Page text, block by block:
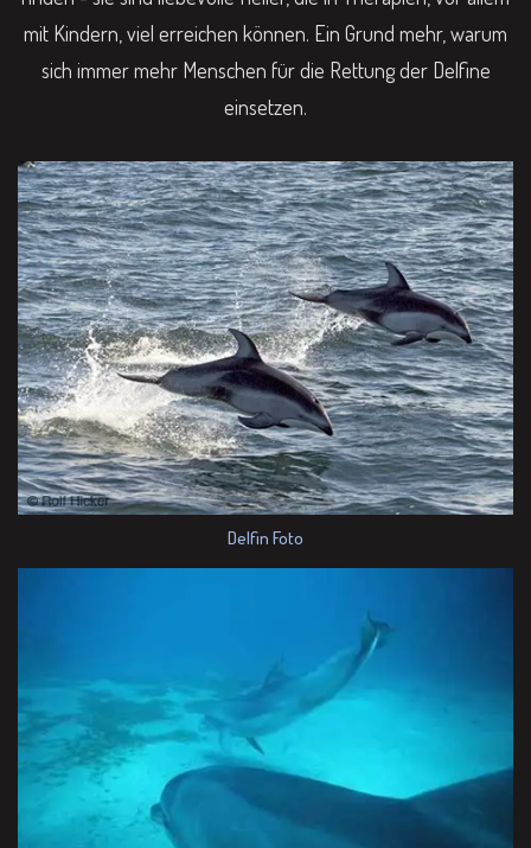
mit Kindern, viel erreichen können. Ein Grund mehr, warum
sich immer mehr Menschen für die Rettung der Delfine
einsetzen.
Delfin Foto